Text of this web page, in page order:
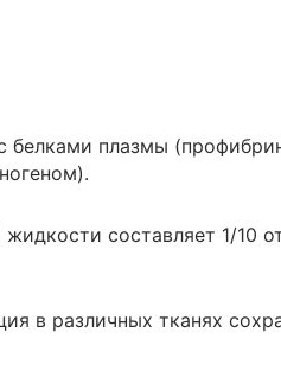
белками плазмы
составляет 1/10
в различных тканях